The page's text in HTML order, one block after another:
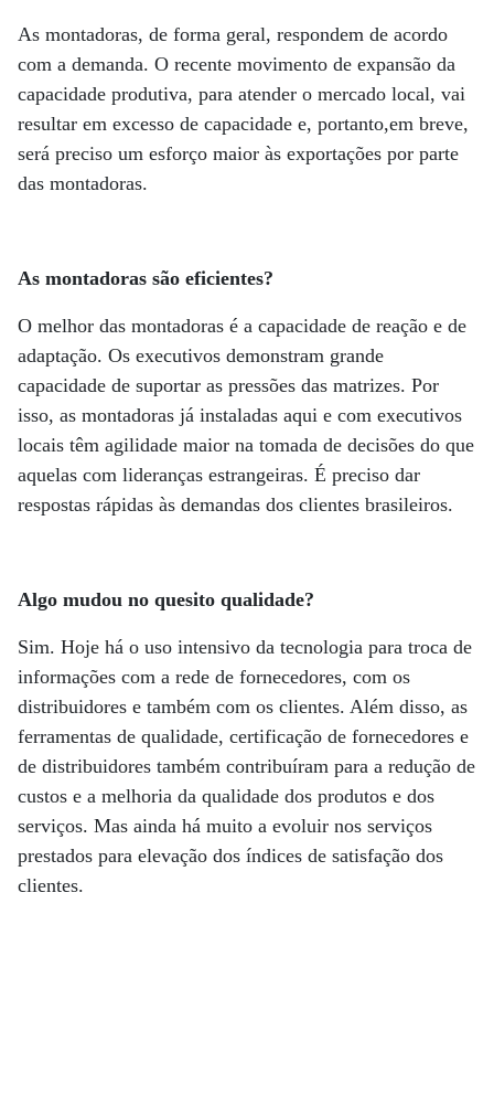
As montadoras, de forma geral, respondem de acordo
com a demanda. O recente movimento de expansão da
capacidade produtiva, para atender o mercado local, vai
resultar em excesso de capacidade e, portanto,em breve,
será preciso um esforço maior às exportações por parte
das montadoras.
As montadoras são eficientes?
O melhor das montadoras é a capacidade de reação e de
adaptação. Os executivos demonstram grande
capacidade de suportar as pressões das matrizes. Por
isso, as montadoras já instaladas aqui e com executivos
locais têm agilidade maior na tomada de decisões do que
aquelas com lideranças estrangeiras. É preciso dar
respostas rápidas às demandas dos clientes brasileiros.
Algo mudou no quesito qualidade?
Sim. Hoje há o uso intensivo da tecnologia para troca de
informações com a rede de fornecedores, com os
distribuidores e também com os clientes. Além disso, as
ferramentas de qualidade, certificação de fornecedores e
de distribuidores também contribuíram para a redução de
custos e a melhoria da qualidade dos produtos e dos
serviços. Mas ainda há muito a evoluir nos serviços
prestados para elevação dos índices de satisfação dos
clientes.